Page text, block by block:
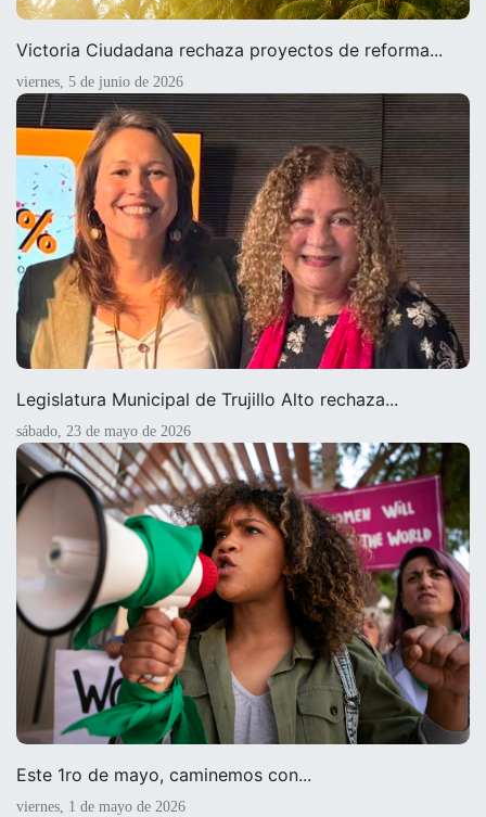
Victoria Ciudadana rechaza proyectos de reforma...
viernes, 5 de junio de 2026
Legislatura Municipal de Trujillo Alto rechaza...
sábado, 23 de mayo de 2026
Este 1ro de mayo, caminemos con...
viernes, 1 de mayo de 2026